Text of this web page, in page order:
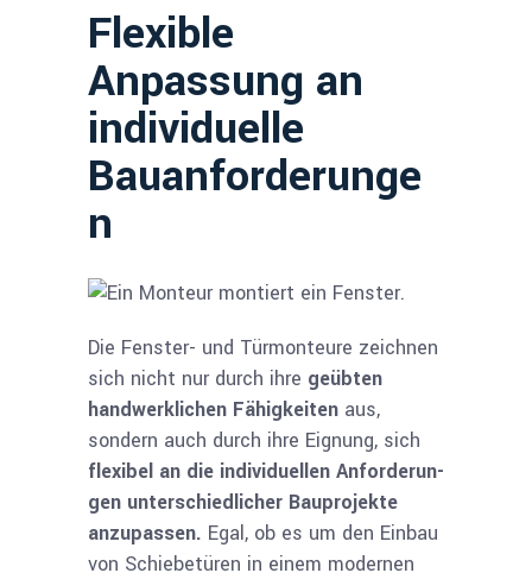
Flexible
Anpassung an
individuelle
Bauanforderunge
n​
Die Fenster- und Türmonteure zeichnen
sich nicht nur durch ihre geübten
handwerklichen Fähigkeiten aus,
sondern auch durch ihre Eignung, sich
flexibel an die individuellen Anforderun­
gen unterschiedlicher Baupro­jekte
anzupassen. Egal, ob es um den Einbau
von Schiebetüren in einem modernen